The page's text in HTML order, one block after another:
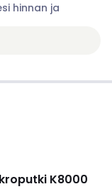
hinnan ja
K8000